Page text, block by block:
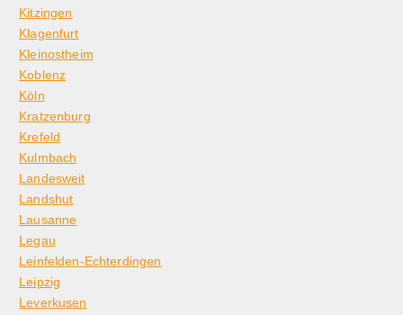
Kitzingen
Klagenfurt
Kleinostheim
Koblenz
Köln
Kratzenburg
Krefeld
Kulmbach
Landesweit
Landshut
Lausanne
Legau
Leinfelden-Echterdingen
Leipzig
Leverkusen